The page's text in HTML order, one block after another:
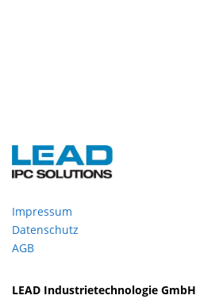
Impressum
Datenschutz
AGB
LEAD Industrietechnologie GmbH